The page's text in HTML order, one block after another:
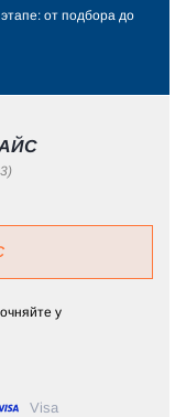
от подбора до
у
Visa